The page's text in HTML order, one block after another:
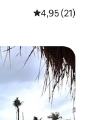
Средна
4,95 (21)